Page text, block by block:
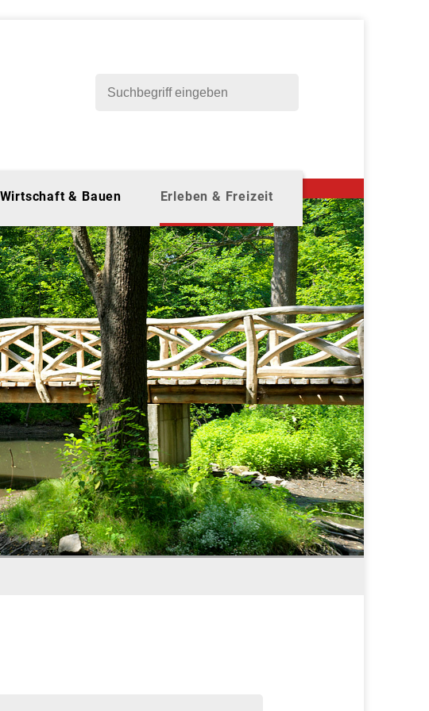
Wirtschaft & Bauen Erleben & Freizeit